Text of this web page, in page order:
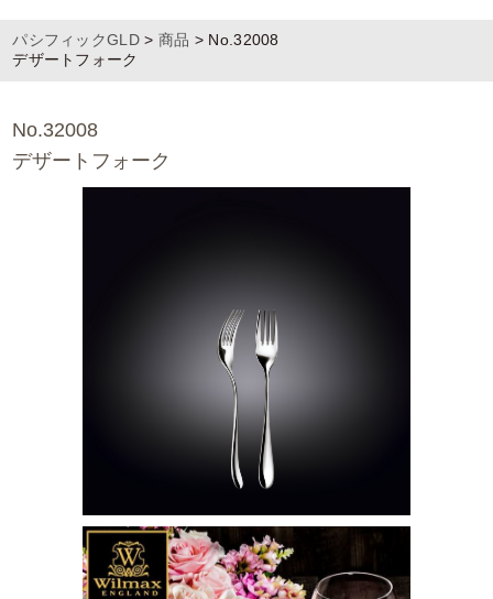
パシフィックGLD> 商品 > No.32008
デザートフォーク
No.32008
デザートフォーク